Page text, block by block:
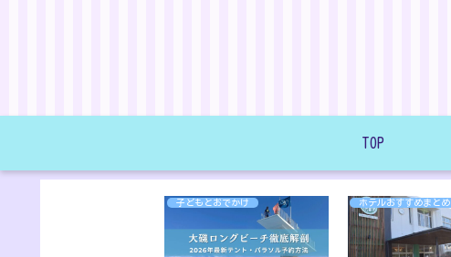
TOP
子どもとおでかけ ホテルおすすめまとめ